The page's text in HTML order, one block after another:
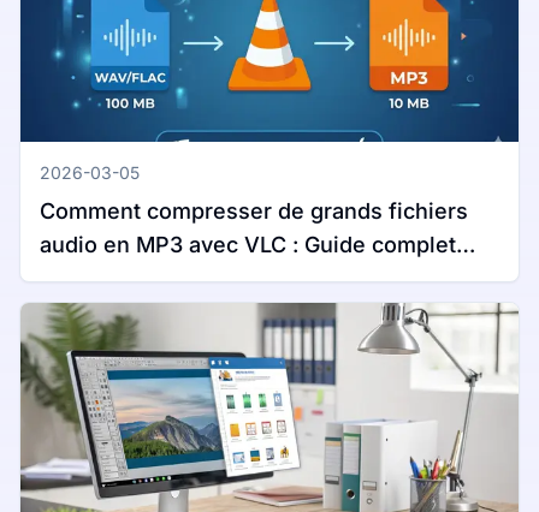
2026-03-05
Comment compresser de grands fichiers
audio en MP3 avec VLC : Guide complet
pour Windows et Mac